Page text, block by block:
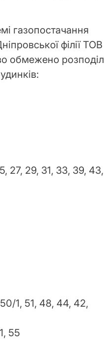
газопостачання
філії ТОВ
обмежено розподіл
27, 29, 31, 33, 39, 43,
1, 51, 48, 44, 42,
55